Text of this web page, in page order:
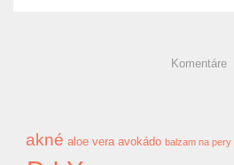
Komentáre
akné aloe vera avokádo balzam na pery